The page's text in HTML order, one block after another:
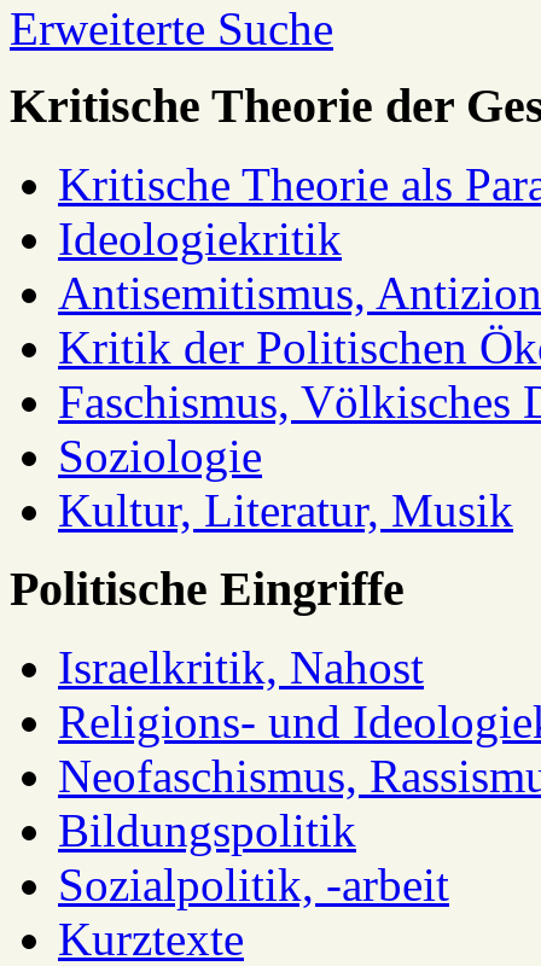
Erweiterte Suche
Kritische Theorie der
Kritische Theorie als
Ideologiekritik
Antisemitismus,
Kritik der Politischen
Faschismus, Völkisches
Soziologie
Kultur, Literatur, Musik
Politische Eingriffe
Israelkritik, Nahost
Religions- und
Neofaschismus,
Bildungspolitik
Sozialpolitik, -arbeit
Kurztexte